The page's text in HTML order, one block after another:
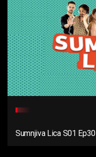
Sumnjiva Lica S01 Ep30